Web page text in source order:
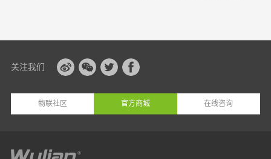
关注我们
物联社区 官方商城 在线咨询